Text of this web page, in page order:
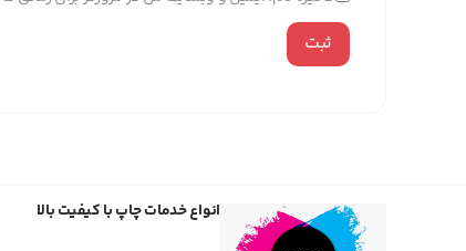
انواع خدمات چاپ با کیفیت بالا